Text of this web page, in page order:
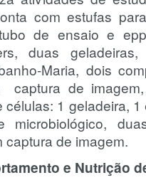
com estufas
de ensaio e
duas
Maria, dois
captura de
1 geladeira,
microbiológico,
de imagem.
e Nutrição